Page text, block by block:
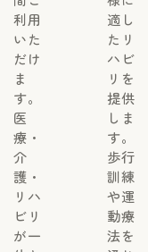
利用
いた
だけ
ま
す。
医
療・
介
護・
リハ
ビリ
が一
適し
たリ
ハビ
リを
提供
しま
す。
歩行
訓練
や運
動療
法を